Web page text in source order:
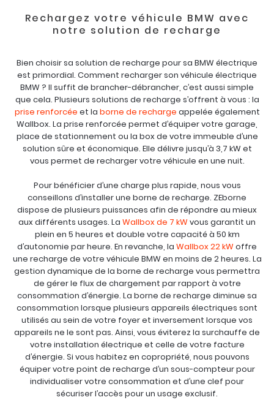
Rechargez votre véhicule BMW avec
notre solution de recharge
Bien choisir sa solution de recharge pour sa BMW électrique
est primordial. Comment recharger son véhicule électrique
BMW ? Il suffit de brancher-débrancher, c’est aussi simple
que cela. Plusieurs solutions de recharge s’offrent à vous : la
prise renforcée et la borne de recharge appelée également
Wallbox. La prise renforcée permet d’équiper votre garage,
place de stationnement ou la box de votre immeuble d’une
solution sûre et économique. Elle délivre jusqu’à 3,7 kW et
vous permet de recharger votre véhicule en une nuit.
Pour bénéficier d’une charge plus rapide, nous vous
conseillons d’installer une borne de recharge. ZEborne
dispose de plusieurs puissances afin de répondre au mieux
aux différents usages. La Wallbox de 7 kW vous garantit un
plein en 5 heures et double votre capacité à 50 km
d’autonomie par heure. En revanche, la Wallbox 22 kW offre
une recharge de votre véhicule BMW en moins de 2 heures. La
gestion dynamique de la borne de recharge vous permettra
de gérer le flux de chargement par rapport à votre
consommation d’énergie. La borne de recharge diminue sa
consommation lorsque plusieurs appareils électriques sont
utilisés au sein de votre foyer et inversement lorsque vos
appareils ne le sont pas. Ainsi, vous éviterez la surchauffe de
votre installation électrique et celle de votre facture
d’énergie. Si vous habitez en copropriété, nous pouvons
équiper votre point de recharge d’un sous-compteur pour
individualiser votre consommation et d’une clef pour
sécuriser l’accès pour un usage exclusif.